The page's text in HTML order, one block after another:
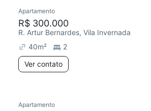
Redecorar
Apartamento
R$ 300.000
R. Artur Bernardes, Vila Invernada
40m²
2
Ver contato
Apartamento